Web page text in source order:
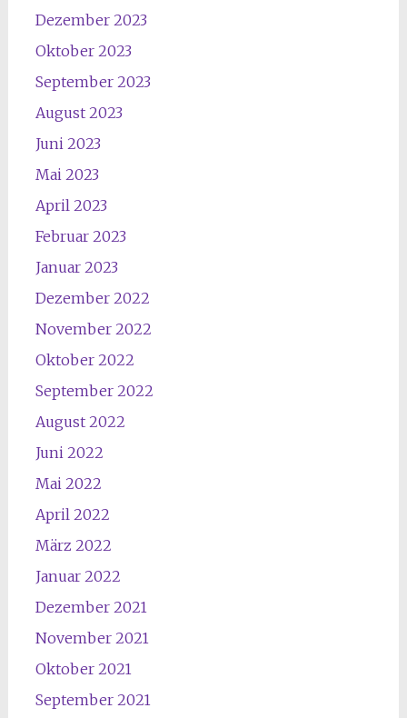
Dezember 2023
Oktober 2023
September 2023
August 2023
Juni 2023
Mai 2023
April 2023
Februar 2023
Januar 2023
Dezember 2022
November 2022
Oktober 2022
September 2022
August 2022
Juni 2022
Mai 2022
April 2022
März 2022
Januar 2022
Dezember 2021
November 2021
Oktober 2021
September 2021